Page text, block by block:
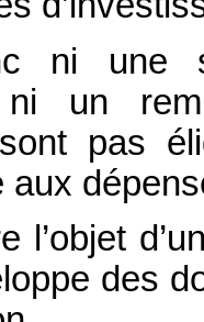
ni une
ni un
pas
aux
l’objet
des